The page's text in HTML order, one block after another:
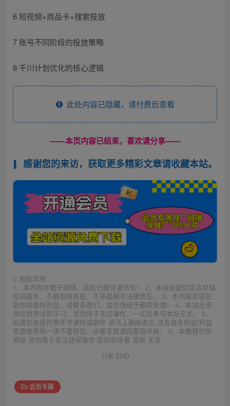
6 短视频+商品卡+搜索投放
7 账号不同阶段的投放策略
8 千川计划优化的核心逻辑
此处内容已隐藏，请付费后查看
------本页内容已结束，喜欢请分享------
感谢您的来访，获取更多精彩文章请收藏本站。
© 版权声明
1、本内容转载于网络，版权归原作者所有！ 2、本站仅提供信息存储
空间服务，不拥有所有权，不承担相关法律责任。 3、本内容若侵犯
到你的版权利益，请联系我们，会尽快给予删除处理！ 4、本站全资
源仅供测试和学习，请勿用于非法操作，一切后果与本站无关。 5、
如遇到充值付费环节课程或软件 请马上删除退出 涉及自身权益/利益
需要投资的一律不要相信，访客发现请向客服举报。 6、本教程仅供
揭秘 请勿用于非法违规操作 否则和作者 官网 无关
THE END
会员专属